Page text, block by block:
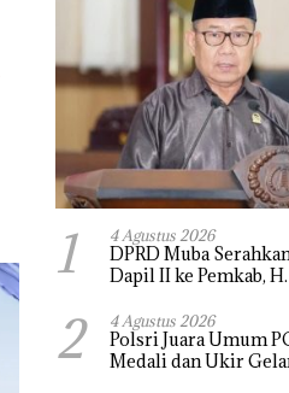
1 4 Agustus 2026
DPRD Muba
Dapil II ke Pemkab,
2 4 Agustus 2026
Polsri Juara Umum
Medali dan Ukir